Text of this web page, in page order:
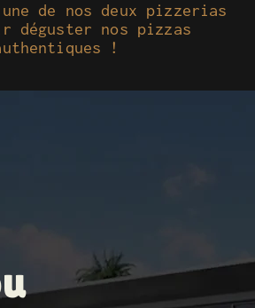
de nos deux pizzerias
déguster nos pizzas
!